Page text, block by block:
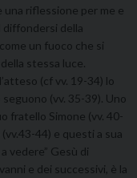
una riflessione per me e
diffondersi della
un fuoco che si
stessa luce.
(cf vv. 19-34) lo
(vv. 35-39). Uno
fratello Simone (vv. 40-
44) e questi a sua
vedere” Gesù di
e dei successivi, è la